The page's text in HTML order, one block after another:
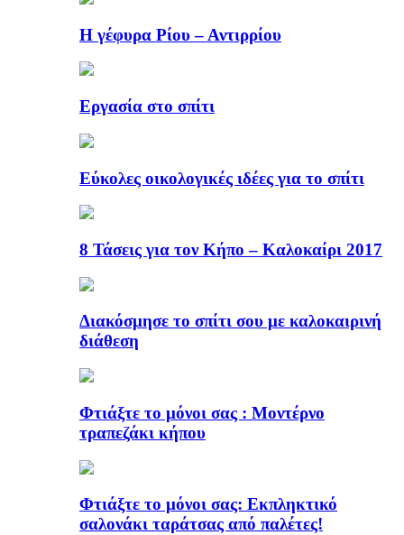
Η γέφυρα Ρίου – Αντιρρίου
Εργασία στο σπίτι
Εύκολες οικολογικές ιδέες για το σπίτι
8 Τάσεις για τον Κήπο – Καλοκαίρι 2017
Διακόσμησε το σπίτι σου με καλοκαιρινή
διάθεση
Φτιάξτε το μόνοι σας : Μοντέρνο
τραπεζάκι κήπου
Φτιάξτε το μόνοι σας: Εκπληκτικό
σαλονάκι ταράτσας από παλέτες!